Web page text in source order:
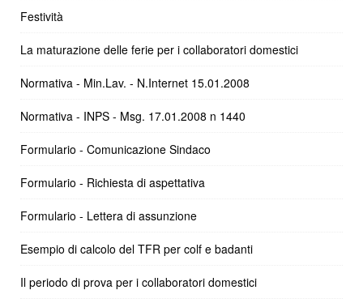
Festività
La maturazione delle ferie per i collaboratori domestici
Normativa - Min.Lav. - N.Internet 15.01.2008
Normativa - INPS - Msg. 17.01.2008 n 1440
Formulario - Comunicazione Sindaco
Formulario - Richiesta di aspettativa
Formulario - Lettera di assunzione
Esempio di calcolo del TFR per colf e badanti
Il periodo di prova per i collaboratori domestici